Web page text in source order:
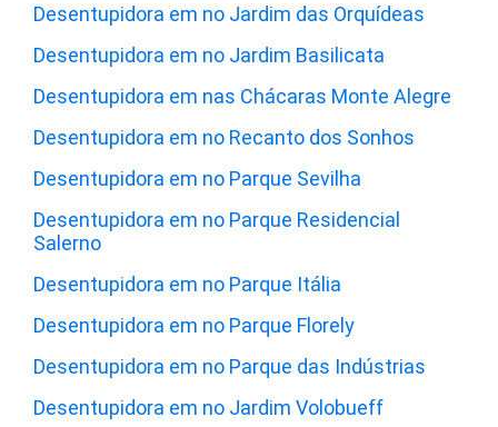
Desentupidora em no Jardim das Orquídeas
Desentupidora em no Jardim Basilicata
Desentupidora em nas Chácaras Monte Alegre
Desentupidora em no Recanto dos Sonhos
Desentupidora em no Parque Sevilha
Desentupidora em no Parque Residencial
Salerno
Desentupidora em no Parque Itália
Desentupidora em no Parque Florely
Desentupidora em no Parque das Indústrias
Desentupidora em no Jardim Volobueff